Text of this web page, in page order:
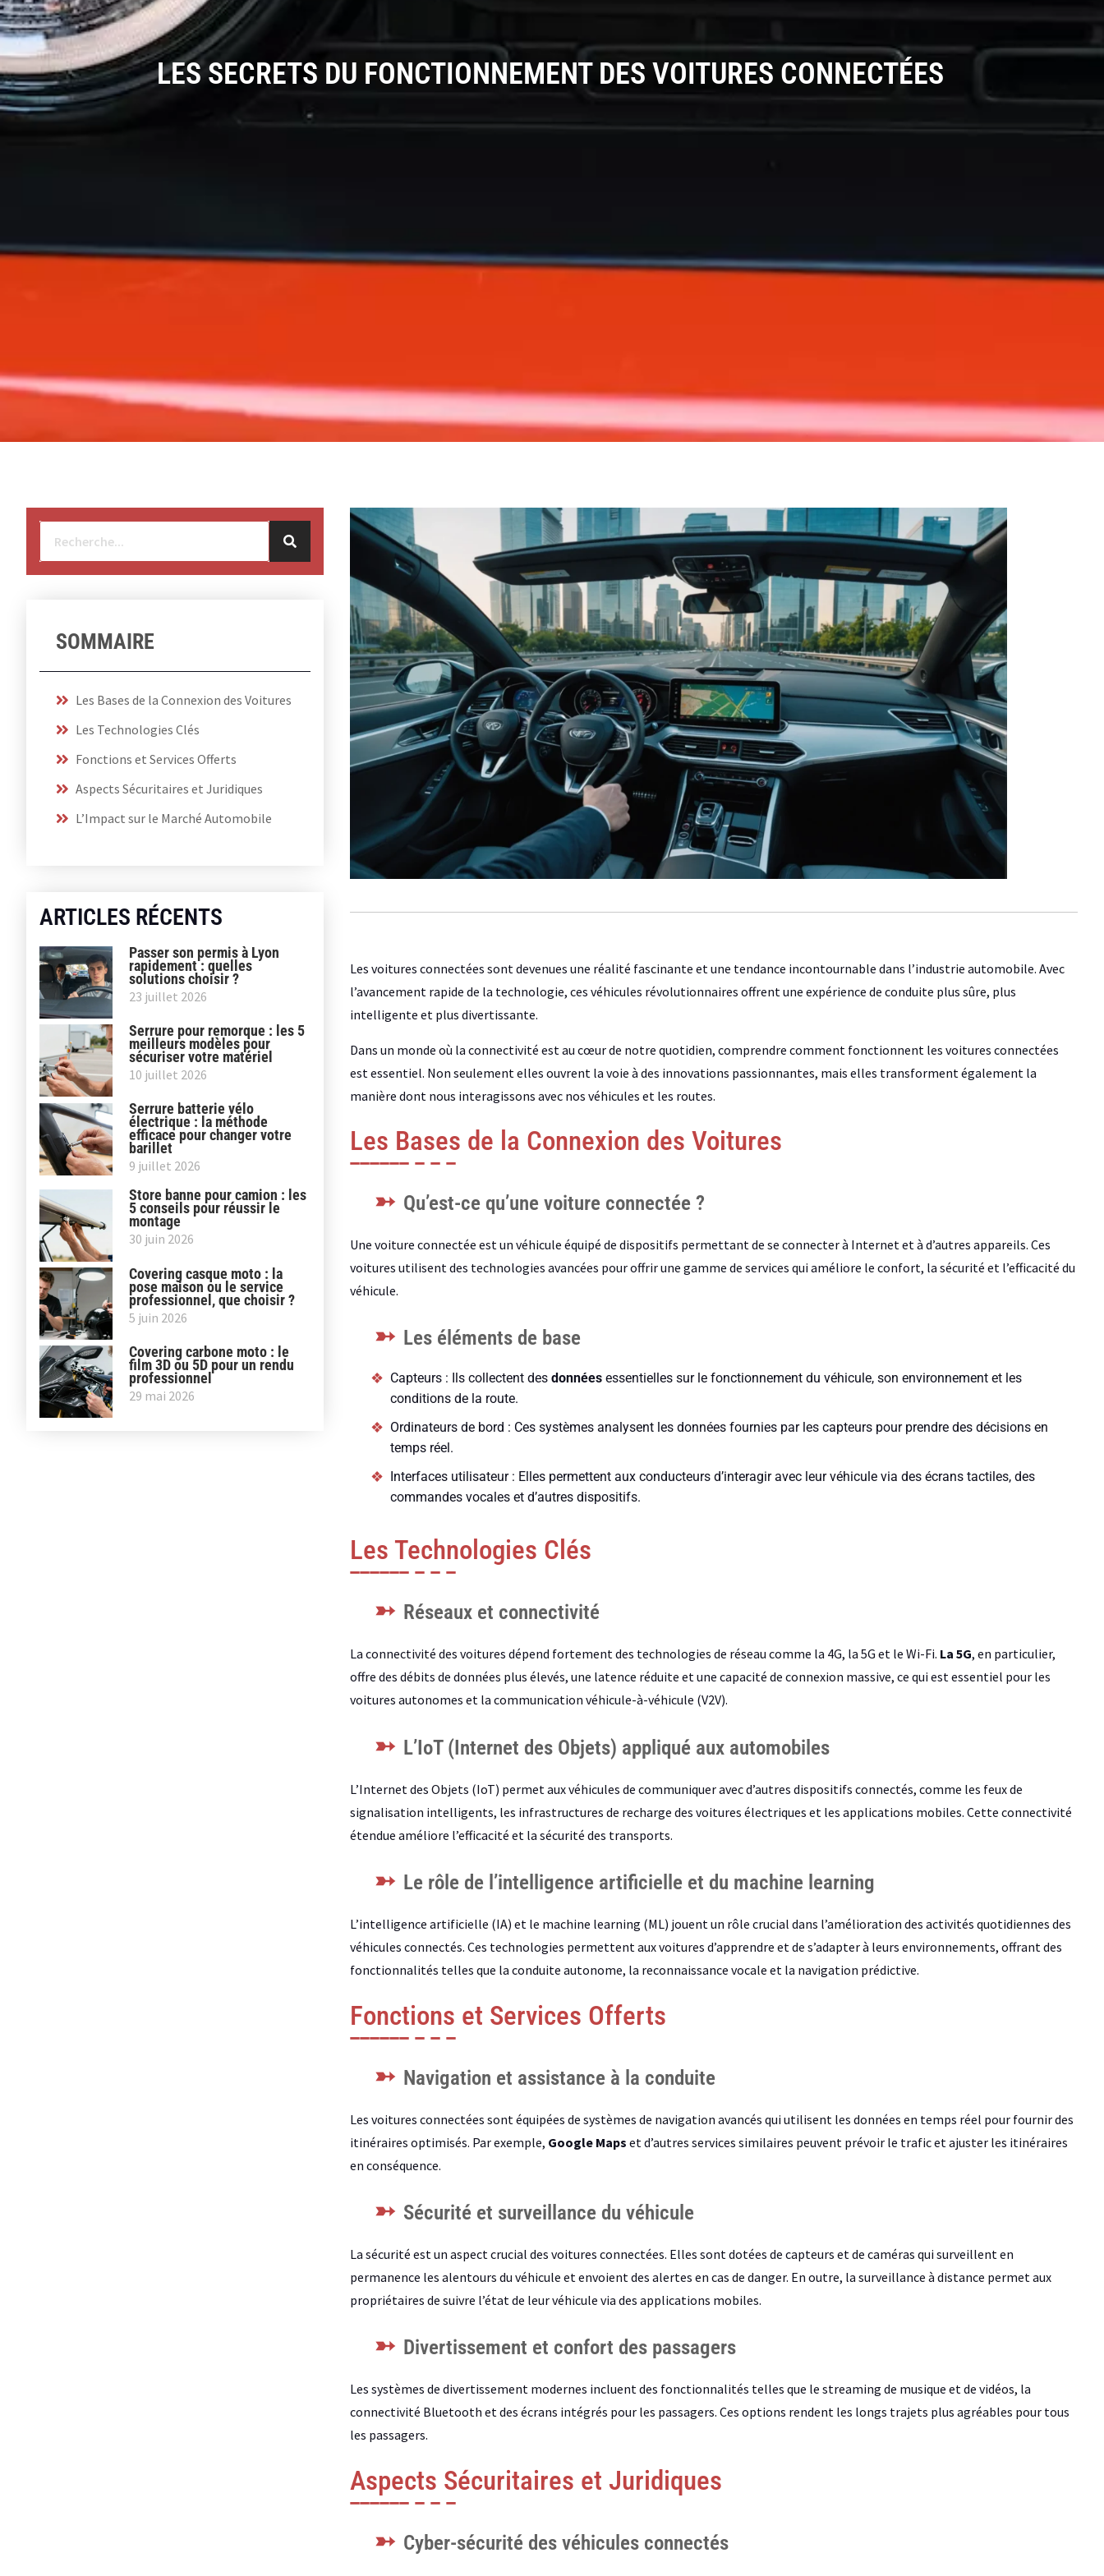
LES SECRETS DU FONCTIONNEMENT DES VOITURES CONNECTÉES
SOMMAIRE
Les Bases de la Connexion des Voitures
Les Technologies Clés
Fonctions et Services Offerts
Aspects Sécuritaires et Juridiques
L’Impact sur le Marché Automobile
ARTICLES RÉCENTS
Passer son permis à Lyon
rapidement : quelles
solutions choisir ?
23 juillet 2026
Serrure pour remorque : les 5
meilleurs modèles pour
sécuriser votre matériel
10 juillet 2026
Serrure batterie vélo
électrique : la méthode
efficace pour changer votre
barillet
9 juillet 2026
Store banne pour camion : les
5 conseils pour réussir le
montage
30 juin 2026
Covering casque moto : la
pose maison ou le service
professionnel, que choisir ?
5 juin 2026
Covering carbone moto : le
film 3D ou 5D pour un rendu
professionnel
29 mai 2026
Les voitures connectées sont devenues une réalité fascinante et une tendance incontournable dans l’industrie automobile. Avec
l’avancement rapide de la technologie, ces véhicules révolutionnaires offrent une expérience de conduite plus sûre, plus
intelligente et plus divertissante.
Dans un monde où la connectivité est au cœur de notre quotidien, comprendre comment fonctionnent les voitures connectées
est essentiel. Non seulement elles ouvrent la voie à des innovations passionnantes, mais elles transforment également la
manière dont nous interagissons avec nos véhicules et les routes.
Les Bases de la Connexion des Voitures
Qu’est-ce qu’une voiture connectée ?
Une voiture connectée est un véhicule équipé de dispositifs permettant de se connecter à Internet et à d’autres appareils. Ces
voitures utilisent des technologies avancées pour offrir une gamme de services qui améliore le confort, la sécurité et l’efficacité du
véhicule.
Les éléments de base
Capteurs : Ils collectent des donnéesessentielles sur le fonctionnement du véhicule, son environnement et les
conditions de la route.
Ordinateurs de bord : Ces systèmes analysent les données fournies par les capteurs pour prendre des décisions en
temps réel.
Interfaces utilisateur : Elles permettent aux conducteurs d’interagir avec leur véhicule via des écrans tactiles, des
commandes vocales et d’autres dispositifs.
Les Technologies Clés
Réseaux et connectivité
La connectivité des voitures dépend fortement des technologies de réseau comme la 4G, la 5G et le Wi-Fi. La 5G, en particulier,
offre des débits de données plus élevés, une latence réduite et une capacité de connexion massive, ce qui est essentiel pour les
voitures autonomes et la communication véhicule-à-véhicule (V2V).
L’IoT (Internet des Objets) appliqué aux automobiles
L’Internet des Objets (IoT) permet aux véhicules de communiquer avec d’autres dispositifs connectés, comme les feux de
signalisation intelligents, les infrastructures de recharge des voitures électriques et les applications mobiles. Cette connectivité
étendue améliore l’efficacité et la sécurité des transports.
Le rôle de l’intelligence artificielle et du machine learning
L’intelligence artificielle (IA) et le machine learning (ML) jouent un rôle crucial dans l’amélioration des activités quotidiennes des
véhicules connectés. Ces technologies permettent aux voitures d’apprendre et de s’adapter à leurs environnements, offrant des
fonctionnalités telles que la conduite autonome, la reconnaissance vocale et la navigation prédictive.
Fonctions et Services Offerts
Navigation et assistance à la conduite
Les voitures connectées sont équipées de systèmes de navigation avancés qui utilisent les données en temps réel pour fournir des
itinéraires optimisés. Par exemple, Google Maps et d’autres services similaires peuvent prévoir le trafic et ajuster les itinéraires
en conséquence.
Sécurité et surveillance du véhicule
La sécurité est un aspect crucial des voitures connectées. Elles sont dotées de capteurs et de caméras qui surveillent en
permanence les alentours du véhicule et envoient des alertes en cas de danger. En outre, la surveillance à distance permet aux
propriétaires de suivre l’état de leur véhicule via des applications mobiles.
Divertissement et confort des passagers
Les systèmes de divertissement modernes incluent des fonctionnalités telles que le streaming de musique et de vidéos, la
connectivité Bluetooth et des écrans intégrés pour les passagers. Ces options rendent les longs trajets plus agréables pour tous
les passagers.
Aspects Sécuritaires et Juridiques
Cyber-sécurité des véhicules connectés